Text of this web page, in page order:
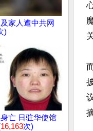
家人遭中共网
)
亡 日驻华使馆
16,163次)